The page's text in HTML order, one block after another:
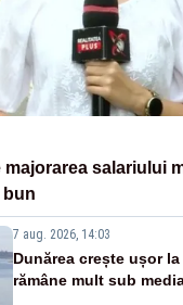
majorarea salariului
bun
7 aug. 2026, 14:03
Dunărea crește ușor
rămâne mult sub